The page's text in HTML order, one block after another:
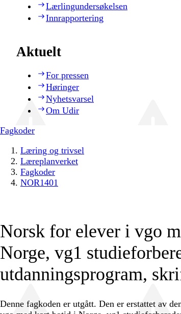
Lærlingundersøkelsen
Innrapportering
Aktuelt
For pressen
Høringer
Nyhetsvarsel
Om Udir
Fagkoder
Læring og trivsel
Læreplanverket
Fagkoder
NOR1401
Norsk for elever i vgo
Norge, vg1
utdanningsprogram,
Denne fagkoden er utgått. Den er erstattet av